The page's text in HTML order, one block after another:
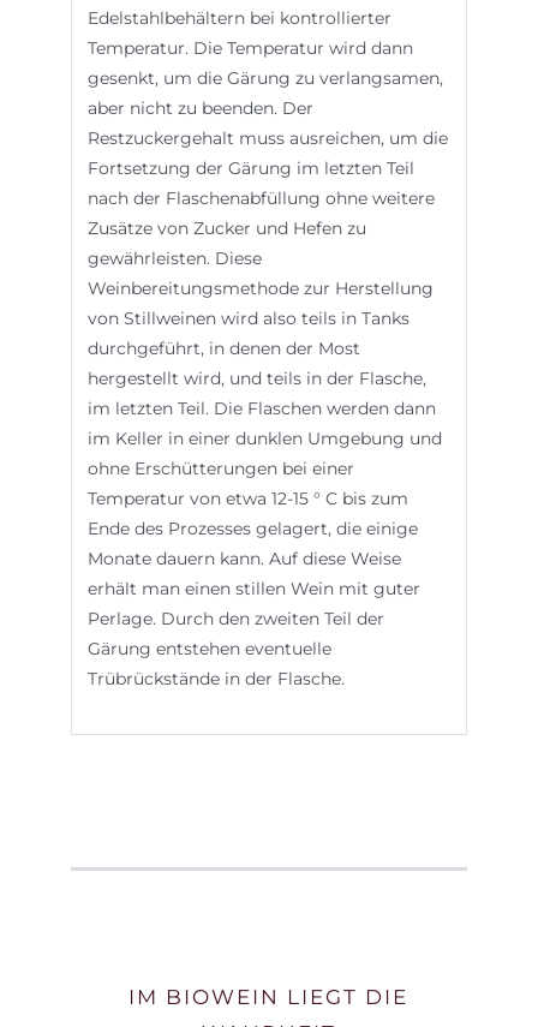
Edelstahlbehältern bei kontrollierter
Temperatur. Die Temperatur wird dann
gesenkt, um die Gärung zu verlangsamen,
aber nicht zu beenden. Der
Restzuckergehalt muss ausreichen, um die
Fortsetzung der Gärung im letzten Teil
nach der Flaschenabfüllung ohne weitere
Zusätze von Zucker und Hefen zu
gewährleisten. Diese
Weinbereitungsmethode zur Herstellung
von Stillweinen wird also teils in Tanks
durchgeführt, in denen der Most
hergestellt wird, und teils in der Flasche,
im letzten Teil. Die Flaschen werden dann
im Keller in einer dunklen Umgebung und
ohne Erschütterungen bei einer
Temperatur von etwa 12-15 ° C bis zum
Ende des Prozesses gelagert, die einige
Monate dauern kann. Auf diese Weise
erhält man einen stillen Wein mit guter
Perlage. Durch den zweiten Teil der
Gärung entstehen eventuelle
Trübrückstände in der Flasche.
IM BIOWEIN LIEGT DIE